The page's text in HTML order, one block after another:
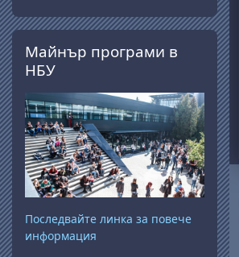
Прескочи Майнър програми в НБУ
Майнър програми в
НБУ
Последвайте линка за повече
информация